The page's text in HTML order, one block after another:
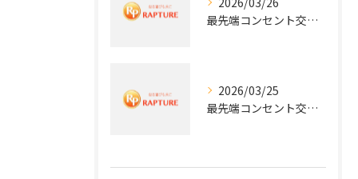
最先端コンセント交換で快適な生活を実現する電気工事の技術
2026/03/25
最先端コンセント交換で実現する安全と快適な住環境